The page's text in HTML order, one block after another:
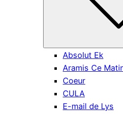
Absolut Ek
Aramis Ce
Coeur
CULA
E-mail de Lys